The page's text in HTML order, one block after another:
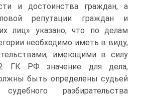
и достоинства граждан, а
репутации граждан и
лиц» указано, что по делам
необходимо иметь в виду,
имеющими в силу
ГК РФ значение для дела,
быть определены судьей
разбирательства